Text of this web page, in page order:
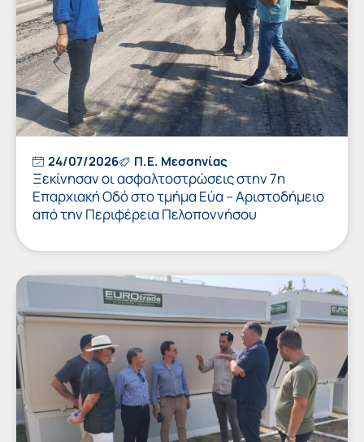
24/07/2026 Π.Ε. Μεσσηνίας
Ξεκίνησαν οι ασφαλτοστρώσεις στην 7η
Επαρχιακή Οδό στο τμήμα Εύα – Αριστοδήμειο
από την Περιφέρεια Πελοποννήσου